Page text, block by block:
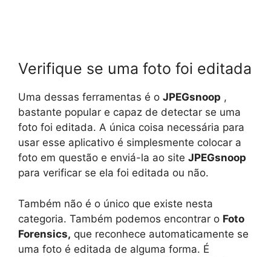
Verifique se uma foto foi editada
Uma dessas ferramentas é o JPEGsnoop ,
bastante popular e capaz de detectar se uma
foto foi editada. A única coisa necessária para
usar esse aplicativo é simplesmente colocar a
foto em questão e enviá-la ao site JPEGsnoop
para verificar se ela foi editada ou não.
Também não é o único que existe nesta
categoria. Também podemos encontrar o Foto
Forensics, que reconhece automaticamente se
uma foto é editada de alguma forma. É